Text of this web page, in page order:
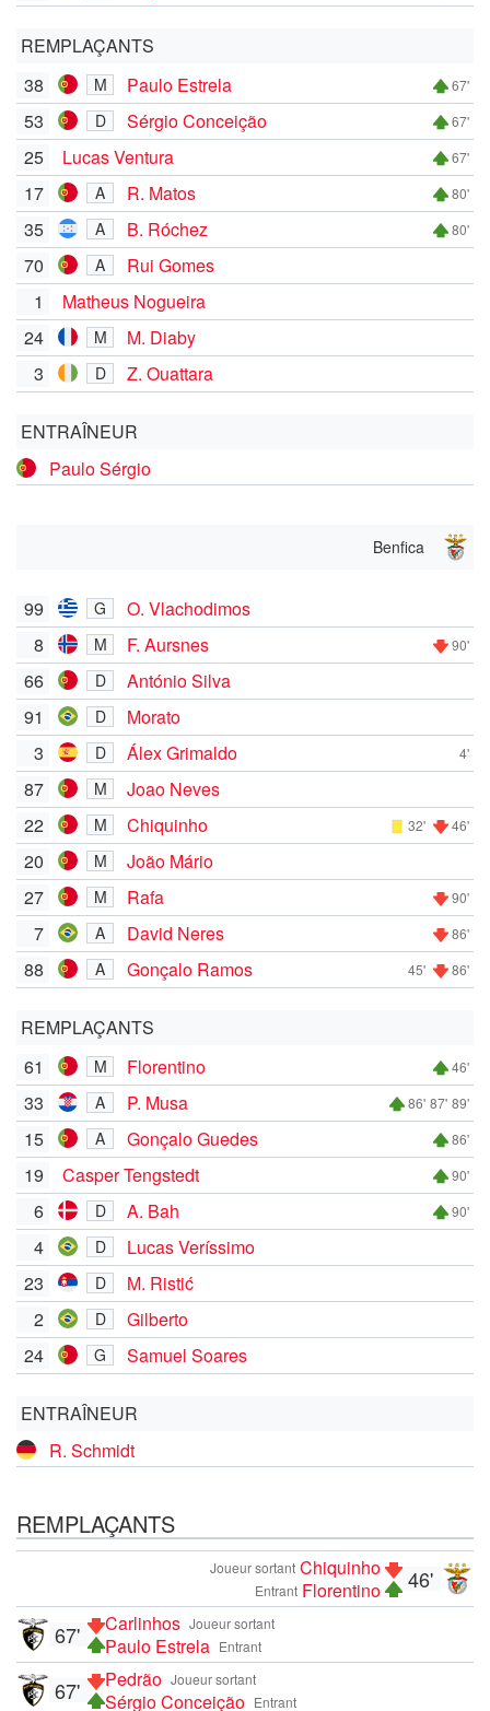
REMPLAÇANTS
38
M Paulo Estrela 67'
53 D Sérgio Conceição 67'
25 Lucas Ventura 67'
17 A R. Matos 80'
35 A B. Róchez 80'
70 A
Rui Gomes
1
Matheus Nogueira
24
M
M. Diaby
3
D Z. Ouattara
ENTRAÎNEUR
Paulo Sérgio
Benfica
99 G
O. Vlachodimos
8
M F. Aursnes 90'
66 D
António Silva
91
D
Morato
3
D Álex Grimaldo 4'
87 M
Joao Neves
22
M Chiquinho 32' 46'
20 M
João Mário
27
M Rafa 90'
7 A David Neres 86'
88 A Gonçalo Ramos 45' 86'
REMPLAÇANTS
61
M Florentino 46'
33 A P. Musa 86' 87' 89'
15 A Gonçalo Guedes 86'
19 Casper Tengstedt 90'
6 D A. Bah 90'
4 D
Lucas Veríssimo
23
D
M. Ristić
2
D
Gilberto
24
G Samuel Soares
ENTRAÎNEUR
R. Schmidt
REMPLAÇANTS
46'
Joueur sortant Chiquinho
Entrant Florentino
Joueur sortant
Carlinhos
Entrant
Paulo Estrela
67'
Joueur sortant
Pedrão
Entrant
Sérgio Conceição
67'